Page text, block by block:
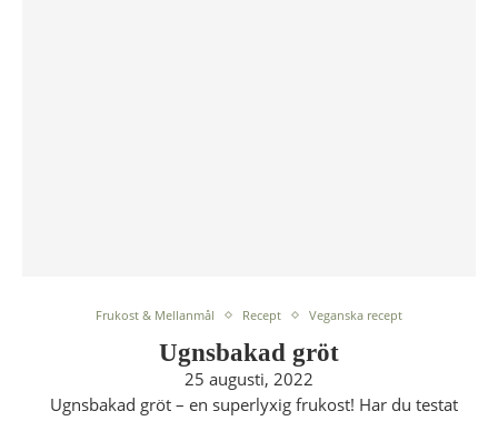
Frukost & Mellanmål Recept Veganska recept
Ugnsbakad gröt
25 augusti, 2022
Ugnsbakad gröt – en superlyxig frukost! Har du testat